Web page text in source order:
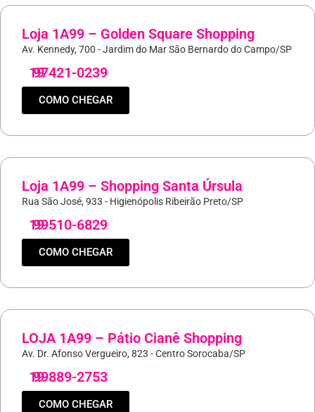
Loja 1A99 – Golden Square Shopping
Av. Kennedy, 700 - Jardim do Mar São Bernardo do Campo/SP
19
97421-0239
COMO CHEGAR
Loja 1A99 – Shopping Santa Úrsula
Rua São José, 933 - Higienópolis Ribeirão Preto/SP
19
99510-6829
COMO CHEGAR
LOJA 1A99 – Pátio Cianê Shopping
Av. Dr. Afonso Vergueiro, 823 - Centro Sorocaba/SP
19
99889-2753
COMO CHEGAR